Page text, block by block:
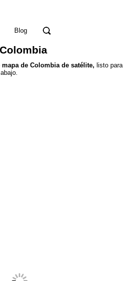
Blog
mapa de Colombia de satélite, listo para